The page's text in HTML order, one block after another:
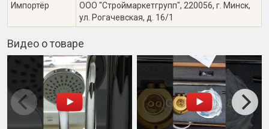
Импортёр
ООО "Строймаркетгрупп", 220056, г. Минск,
ул. Рогачевская, д. 16/1
Видео о товаре